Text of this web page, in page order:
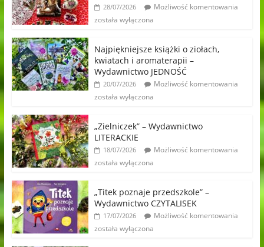
28/07/2026
Możliwość komentowania
została wyłączona
Najpiękniejsze książki o ziołach,
kwiatach i aromaterapii –
Wydawnictwo JEDNOŚĆ
20/07/2026
Możliwość komentowania
została wyłączona
„Zielniczek” – Wydawnictwo
LITERACKIE
18/07/2026
Możliwość komentowania
została wyłączona
„Titek poznaje przedszkole” –
Wydawnictwo CZYTALISEK
17/07/2026
Możliwość komentowania
została wyłączona